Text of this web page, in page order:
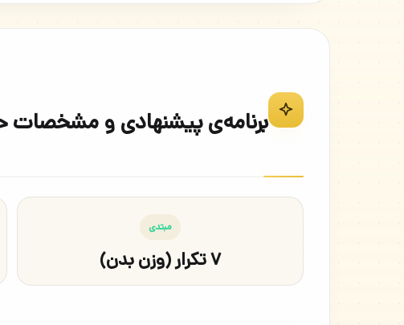
برنامه‌ی پیشنهادی و مشخصات
مبتدی
۷ تکرار (وزن بدن)